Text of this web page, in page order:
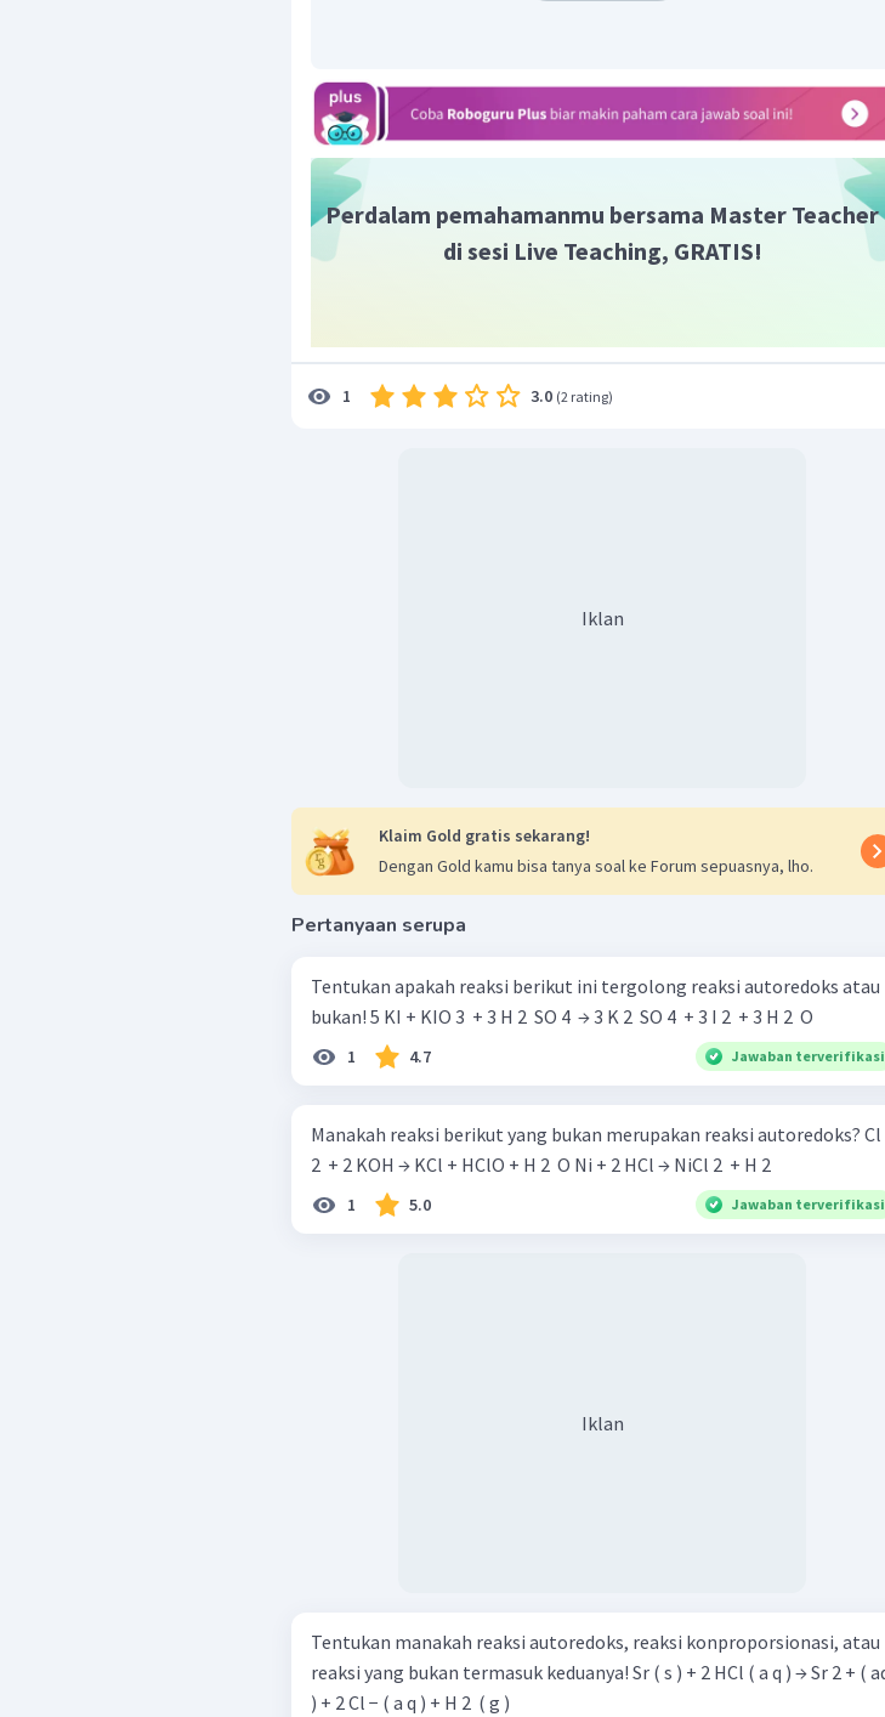
Atom I pada KImemiliki bilangan oksidasi -1 dan mengalami
reaksi oksidasi menjadi 0. Sedangkan atom I padaKIO3memiliki
bilangan oksidasi +5 dan mengalami reaksi reduksi menjadi 0.
Kedua reaksi baik reduksi dan oksidasi, memiliki hasil produk yang
sama yaituI 2 .Reaksi seperti pada opsi D itulah yang disebut
reaksi konproporsionasi.
Perdalam pemahamanmu bersama Master Teacher
di sesi Live Teaching, GRATIS!
1 3.0 (2 rating)
Iklan
Klaim Gold gratis sekarang!
Dengan Gold kamu bisa tanya soal ke Forum sepuasnya, lho.
Pertanyaan serupa
Tentukan apakah reaksi berikut ini tergolong reaksi autoredoks atau
bukan! 5 KI + KIO 3 ​ + 3 H 2 ​ SO 4 ​ → 3 K 2 ​ SO 4 ​ + 3 I 2 ​ + 3 H 2 ​ O
1 4.7 Jawaban terverifikasi
Manakah reaksi berikut yang bukan merupakan reaksi autoredoks? Cl
2 ​ + 2 KOH → KCl + HClO + H 2 ​ O Ni + 2 HCl → NiCl 2 ​ + H 2 ​
1 5.0 Jawaban terverifikasi
Iklan
Tentukan manakah reaksi autoredoks, reaksi konproporsionasi, atau
reaksi yang bukan termasuk keduanya! Sr ( s ) + 2 HCl ( a q ) → Sr 2 + ( aq
) + 2 Cl − ( a q ) + H 2 ​ ( g )